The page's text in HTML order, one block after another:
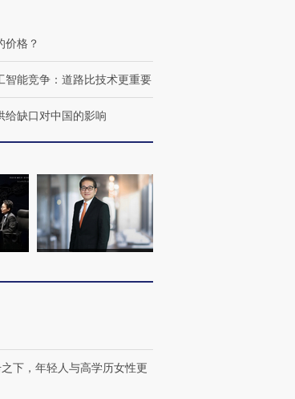
价格？
智能竞争：道路比技术更重要
给缺口对中国的影响
下，年轻人与高学历女性更